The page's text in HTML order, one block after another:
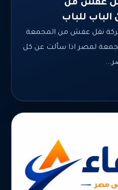
مكتب نقل عفش من
للباب
نقل عفش من المجمعة
لمصر اذا سألت عن كل